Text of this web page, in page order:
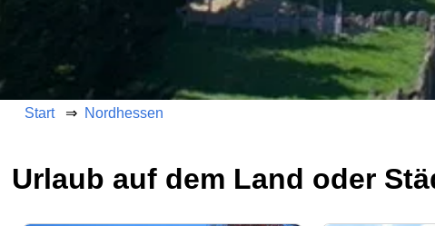
Start Nordhessen
Urlaub auf dem Land oder